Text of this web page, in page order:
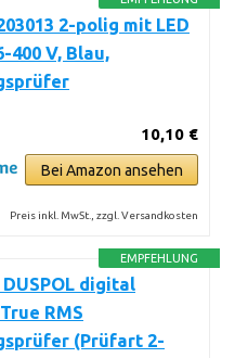
2-polig mit LED
400 V, Blau,
10,10 €
Bei Amazon ansehen
Preis inkl. MwSt., zzgl. Versandkosten
EMPFEHLUNG
DUSPOL digital
RMS
(Prüfart 2-